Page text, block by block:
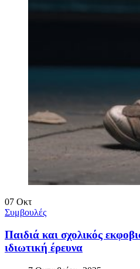
07 Οκτ
Συμβουλές
Παιδιά και σχολικός
ιδιωτική έρευνα